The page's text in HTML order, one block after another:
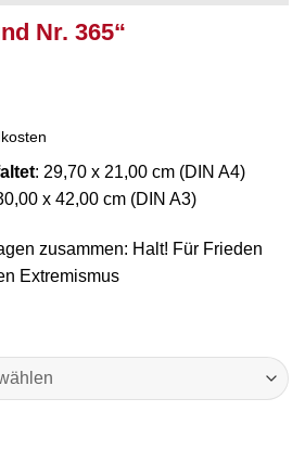
Nr. 365“
: 29,70 x 21,00 cm (DIN A4)
x 42,00 cm (DIN A3)
zusammen: Halt! Für Frieden
Extremismus
Menge